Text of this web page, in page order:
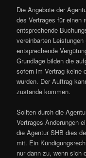
Die Angebote der
des Vertrages für einen
entsprechende
vereinbarten
entsprechende
Grundlage bilden die
sofern im Vertrag keine
wurden. Der Auftrag
zustande kommen.
Sollten durch die
Vertrages Änderungen
die Agentur SHB dies
mit. Ein
nur dann zu, wenn sich